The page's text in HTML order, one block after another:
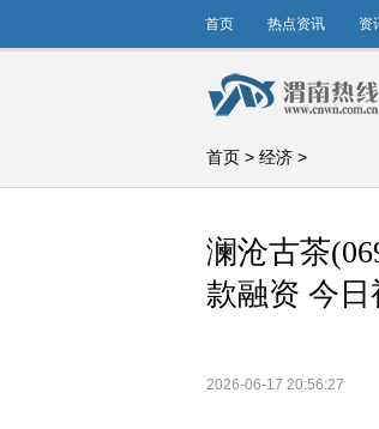
首页 热点资讯 资
首页 > 经济 >
澜沧古茶
款融资 今日
2026-06-17 20:56:27